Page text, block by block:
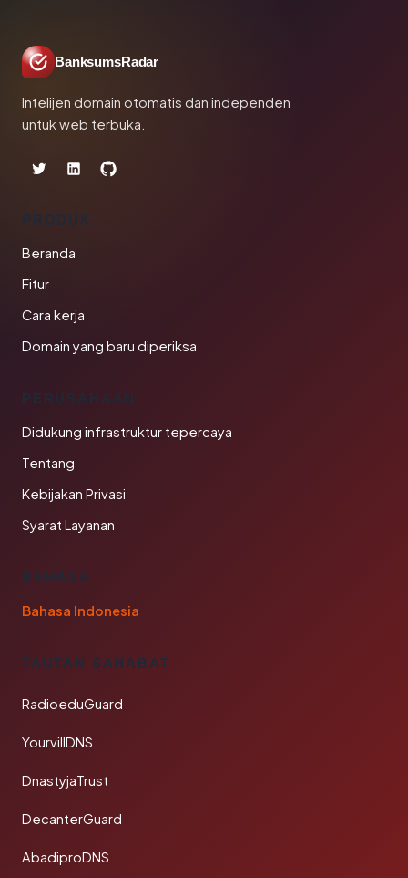
BanksumsRadar
Intelijen domain otomatis dan independen
untuk web terbuka.
PRODUK
Beranda
Fitur
Cara kerja
Domain yang baru diperiksa
PERUSAHAAN
Didukung infrastruktur tepercaya
Tentang
Kebijakan Privasi
Syarat Layanan
BAHASA
Bahasa Indonesia
TAUTAN SAHABAT
RadioeduGuard
YourvillDNS
DnastyjaTrust
DecanterGuard
AbadiproDNS